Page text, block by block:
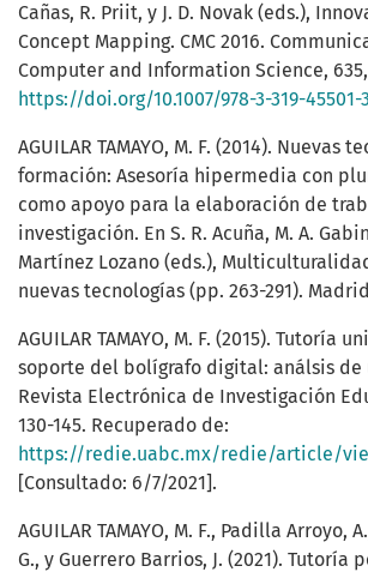
Cañas, R. Priit, y J. D. Novak (eds.),
Concept Mapping. CMC 2016.
Computer and Information Science, 635,
https://doi.org/10.1007/978-3-319-45501-
AGUILAR TAMAYO, M. F. (2014). Nuevas
formación: Asesoría hipermedia con
como apoyo para la elaboración de
investigación. En S. R. Acuña, M. A.
Martínez Lozano (eds.),
nuevas tecnologías (pp. 263-291).
AGUILAR TAMAYO, M. F. (2015). Tutoría
soporte del bolígrafo digital: análsis de
Revista Electrónica de Investigación
130-145. Recuperado de:
https://redie.uabc.mx/redie/article/
[Consultado: 6/7/2021].
AGUILAR TAMAYO, M. F., Padilla Arroyo,
G., y Guerrero Barrios, J. (2021). Tutoría